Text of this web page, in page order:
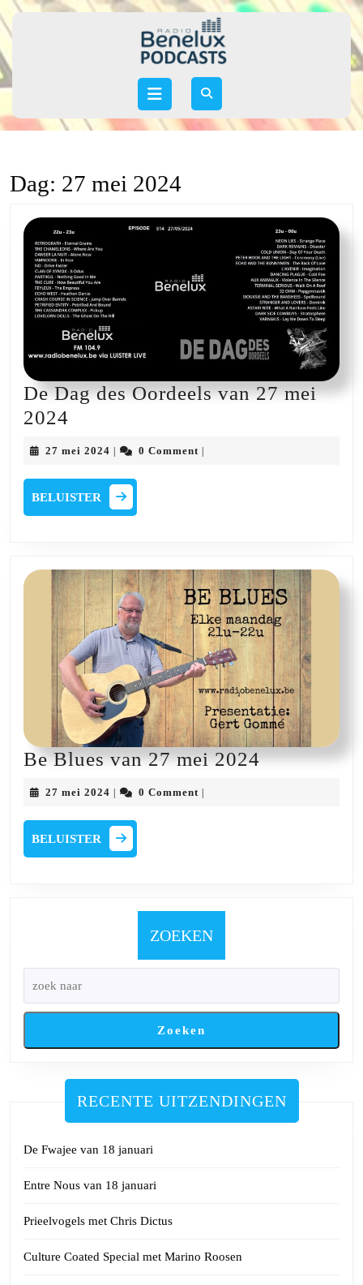
Skip
to
Open
Dag: 27 mei 2024
De Dag des Oordeels van 27 mei
2024
Oordeels
van
2024
27 mei 2024 27
2024
0 Comment
BELUISTER
Be Blues van 27 mei 2024Be
27 mei 2024 27
2024
0 Comment
BELUISTER
ZOEKEN
Zoeken
RECENTE UITZENDINGEN
De Fwajee van 18 januari
Entre Nous van 18 januari
Prieelvogels met Chris Dictus
Culture Coated Special met Marino Roosen